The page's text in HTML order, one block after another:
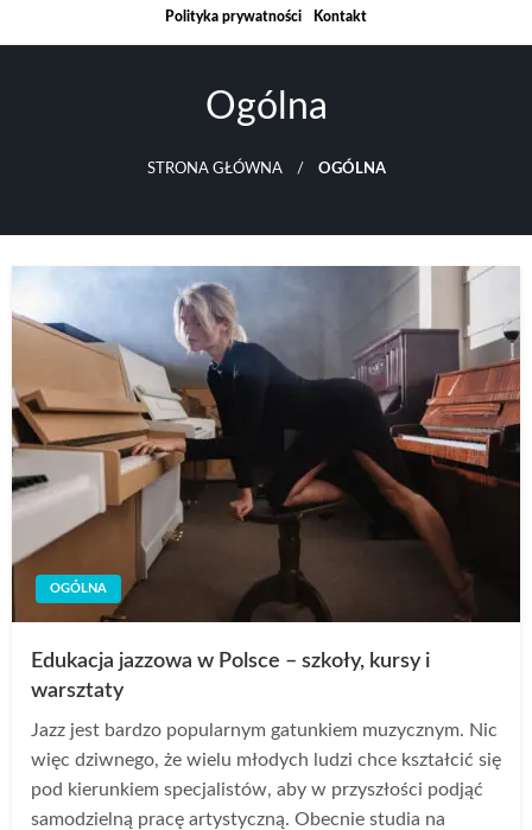
to
Polityka prywatności Kontakt
Ogólna
STRONA GŁÓWNA OGÓLNA
OGÓLNA
Edukacja jazzowa w Polsce – szkoły, kursy i
warsztaty
Jazz jest bardzo popularnym gatunkiem muzycznym. Nic
więc dziwnego, że wielu młodych ludzi chce kształcić się
pod kierunkiem specjalistów, aby w przyszłości podjąć
samodzielną pracę artystyczną. Obecnie studia na